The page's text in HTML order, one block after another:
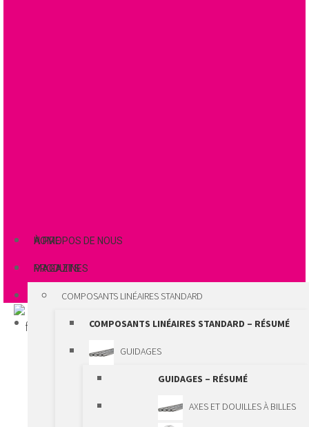
À PROPOS DE NOUS
MAGAZINES
HOME
PRODUITS
COMPOSANTS LINÉAIRES STANDARD
COMPOSANTS LINÉAIRES STANDARD – RÉSUMÉ
GUIDAGES
GUIDAGES – RÉSUMÉ
AXES ET DOUILLES À BILLES